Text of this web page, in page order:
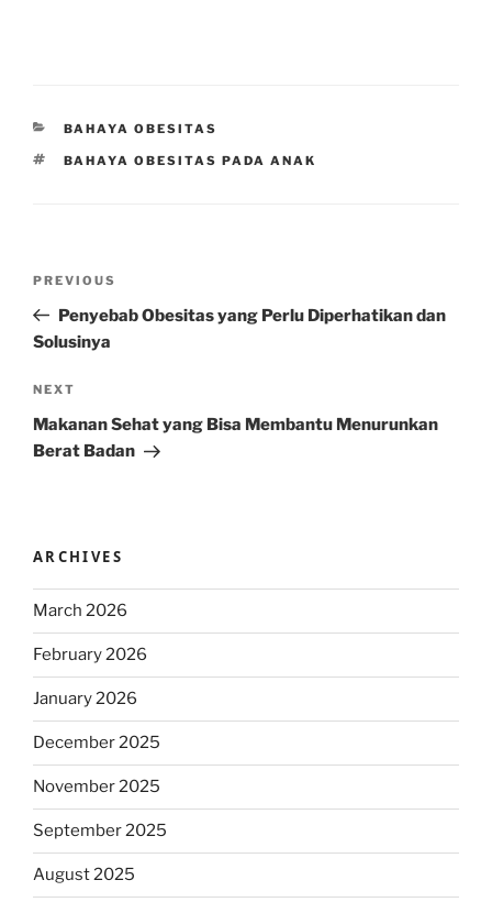
CATEGORIES
BAHAYA OBESITAS
TAGS
BAHAYA OBESITAS PADA ANAK
Previous
Post
PREVIOUS
Penyebab Obesitas yang Perlu Diperhatikan dan
Solusinya
Next
Post
NEXT
Makanan Sehat yang Bisa Membantu Menurunkan
Berat Badan
ARCHIVES
March 2026
February 2026
January 2026
December 2025
November 2025
September 2025
August 2025